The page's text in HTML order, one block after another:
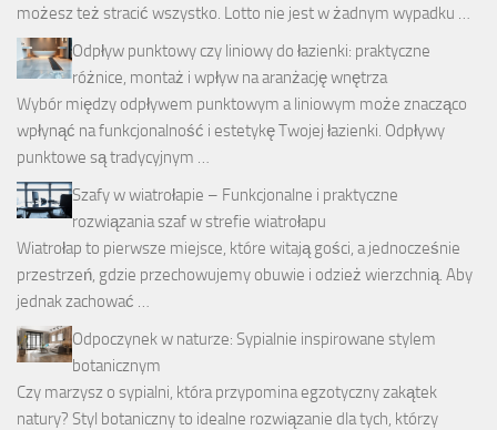
możesz też stracić wszystko. Lotto nie jest w żadnym wypadku …
Odpływ punktowy czy liniowy do łazienki: praktyczne
różnice, montaż i wpływ na aranżację wnętrza
Wybór między odpływem punktowym a liniowym może znacząco
wpłynąć na funkcjonalność i estetykę Twojej łazienki. Odpływy
punktowe są tradycyjnym …
Szafy w wiatrołapie – Funkcjonalne i praktyczne
rozwiązania szaf w strefie wiatrołapu
Wiatrołap to pierwsze miejsce, które witają gości, a jednocześnie
przestrzeń, gdzie przechowujemy obuwie i odzież wierzchnią. Aby
jednak zachować …
Odpoczynek w naturze: Sypialnie inspirowane stylem
botanicznym
Czy marzysz o sypialni, która przypomina egzotyczny zakątek
natury? Styl botaniczny to idealne rozwiązanie dla tych, którzy